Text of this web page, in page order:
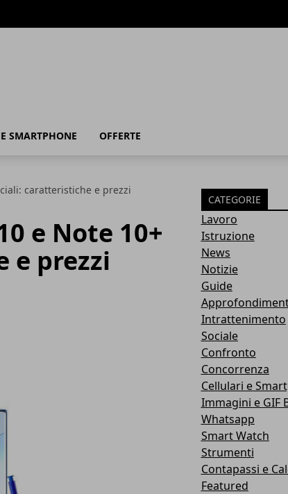
SMARTPHONE OFFERTE
caratteristiche e prezzi
e Note 10+
prezzi
CATEGORIE
Lavoro
Istruzione
News
Notizie
Guide
Intrattenimento
Sociale
Confronto
Concorrenza
Cellulari e
Immagini e GIF
Whatsapp
Smart Watch
Strumenti
Contapassi e
Featured